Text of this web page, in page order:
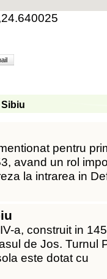
pentru
avand un rol
la intrarea in
a, construit in
de Jos. Turnul
este dotat cu